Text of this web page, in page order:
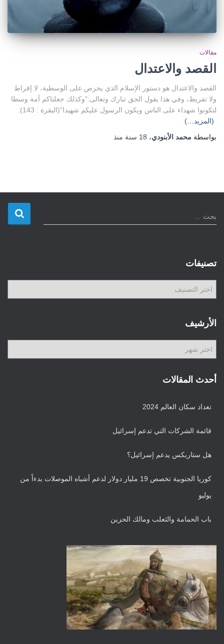
مقالات
القصد والاعتدال
القصد والاعتدال هو دستور الإسلام الذي يحرص على الوسطية، لا إفراط
ولا تفريط، وفي هذا يقول الحق تبارك وتعالى:”وكذلك جعلناكم أمة وسطا
لتكونوا شهداء على الناس ويكون الرسول عليكم شهيدا”(البقرة : 143).
(المزيد…)
بواسطة محمد الأبنودي، 18 سنة منذ
ل
ع
ن
بحث …
تصنيفات
ي
ف
ا
ت
الأرشيف
ر
ف
أحدث المقالات
تعداد سكان العالم 2024
قائمة الشركات التي تدعم إسرائيل
هل ستاربكس يدعم إسرائيل؟
كوريا الجنوبية تخصص 19 مليار دولار لدعم أشباه الموصلات بدءاً من
يوليو
باب الحمامة والثعلب ومالك الحزين